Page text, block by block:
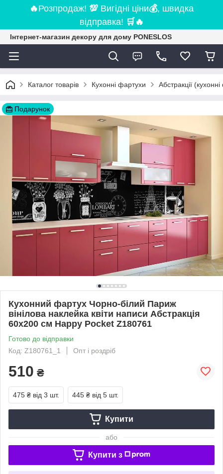
🔥Розпродаж! 💯 Вигідні ціни💰, швидка
відправка! 🛒 🔥
Інтернет-магазин декору для дому PONESLOS
Каталог товарів Кухонні фартухи Абстракції
Подарунок
Кухонний фартух Чорно-білий Париж
вінілова наклейка квіти написи Абстракція
60х200 см Happy Pocket Z180761
Готово до відправки
Код: Z180761_1
Опт і роздріб
510 ₴
475 ₴ від 3 шт. 445 ₴ від 5 шт.
Купити
або
Купити з